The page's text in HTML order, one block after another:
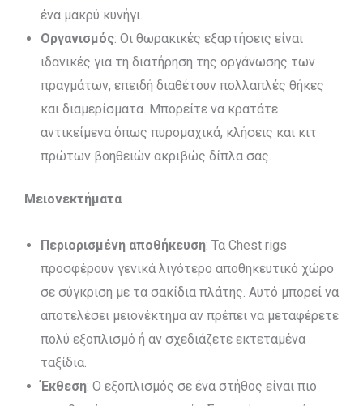
ένα μακρύ κυνήγι.
Οργανισμός: Οι θωρακικές εξαρτήσεις είναι
ιδανικές για τη διατήρηση της οργάνωσης των
πραγμάτων, επειδή διαθέτουν πολλαπλές θήκες
και διαμερίσματα. Μπορείτε να κρατάτε
αντικείμενα όπως πυρομαχικά, κλήσεις και κιτ
πρώτων βοηθειών ακριβώς δίπλα σας.
Μειονεκτήματα
Περιορισμένη αποθήκευση: Τα Chest rigs
προσφέρουν γενικά λιγότερο αποθηκευτικό χώρο
σε σύγκριση με τα σακίδια πλάτης. Αυτό μπορεί να
αποτελέσει μειονέκτημα αν πρέπει να μεταφέρετε
πολύ εξοπλισμό ή αν σχεδιάζετε εκτεταμένα
ταξίδια.
Έκθεση: Ο εξοπλισμός σε ένα στήθος είναι πιο